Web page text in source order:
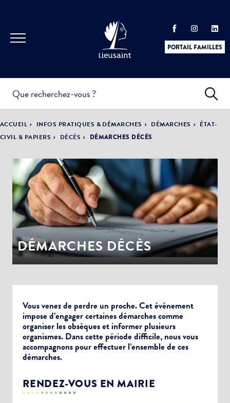
PORTAIL FAMILLES
PRATIQUES &
DÉMARCHES
ACTUALITÉS &
ÉVÈNEMENTS
LA VILLE
DÉMOCRATIE
PARTICIPATIVE
ACCUEIL INFOS PRATIQUES & DÉMARCHES DÉMARCHES
ÉTAT-
CIVIL & PAPIERS
DÉCÈS DÉMARCHES DÉCÈS
DÉMARCHES DÉCÈS
Vous venez de perdre un proche. Cet événement
impose d’engager certaines démarches comme
organiser les obsèques et informer plusieurs
organismes. Dans cette période difficile, nous vous
accompagnons pour effectuer l’ensemble de ces
démarches.
RENDEZ-VOUS EN MAIRIE